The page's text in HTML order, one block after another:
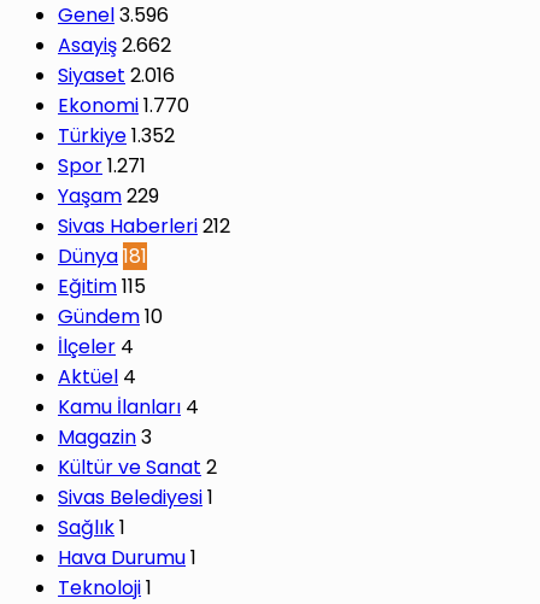
Genel3.596
Asayiş2.662
Siyaset 2.016
Ekonomi1.770
Türkiye1.352
Spor1.271
Yaşam229
Sivas Haberleri212
Dünya181
Eğitim115
Gündem10
İlçeler 4
Aktüel 4
Kamu İlanları 4
Magazin3
Kültür ve Sanat 2
Sivas Belediyesi1
Sağlık1
Hava Durumu1
Teknoloji1